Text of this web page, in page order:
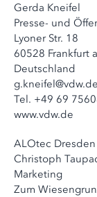
Gerda Kneifel
Presse- und
Lyoner Str. 18
60528 Frankfurt
Deutschland
g.kneifel@vdw.de
Tel. +49 69
www.vdw.de
ALOtec
Christoph
Marketing
Zum